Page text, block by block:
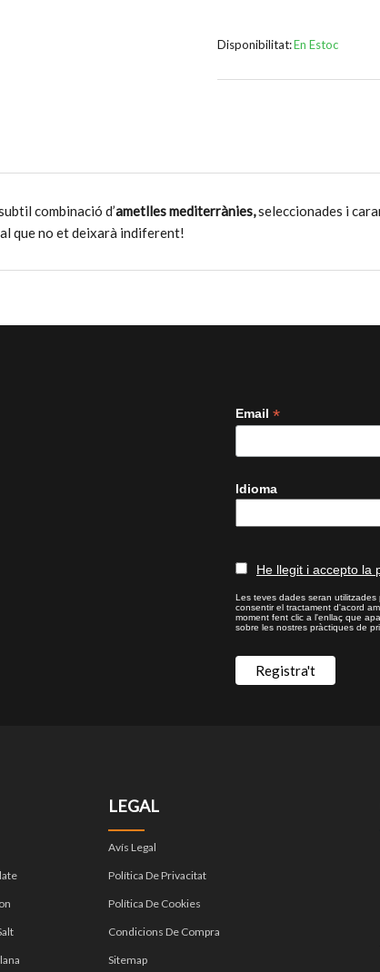
Disponibilitat:En Estoc
combinació d’ametlles mediterrànies,seleccionades i
que no et deixarà indiferent!
Email *
Idioma
He llegit i accepto la
Les teves dades seran utilitzades
consentir el tractament d'acord
moment fent clic a l'enllaç que
sobre les nostres pràctiques de
LEGAL
Avís Legal
Política De Privacitat
Política De Cookies
Condicions De Compra
Sitemap